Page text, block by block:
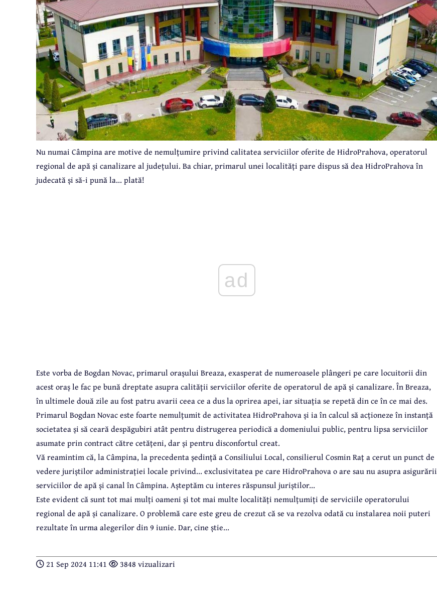
Nu numai Câmpina are motive de nemulțumire privind calitatea serviciilor oferite de HidroPrahova, operatorul
regional de apă și canalizare al județului. Ba chiar, primarul unei localități pare dispus să dea HidroPrahova în
judecată și să-i pună la... plată!
ad
Este vorba de Bogdan Novac, primarul orașului Breaza, exasperat de numeroasele plângeri pe care locuitorii din
acest oraș le fac pe bună dreptate asupra calității serviciilor oferite de operatorul de apă și canalizare. În Breaza,
în ultimele două zile au fost patru avarii ceea ce a dus la oprirea apei, iar situația se repetă din ce în ce mai des.
Primarul Bogdan Novac este foarte nemulțumit de activitatea HidroPrahova și ia în calcul să acționeze în instanță
societatea și să ceară despăgubiri atât pentru distrugerea periodică a domeniului public, pentru lipsa serviciilor
asumate prin contract către cetățeni, dar și pentru disconfortul creat.
Vă reamintim că, la Câmpina, la precedenta ședință a Consiliului Local, consilierul Cosmin Raț a cerut un punct de
vedere juriștilor administrației locale privind... exclusivitatea pe care HidroPrahova o are sau nu asupra asigurării
serviciilor de apă și canal în Câmpina. Așteptăm cu interes răspunsul juriștilor...
Este evident că sunt tot mai mulți oameni și tot mai multe localități nemulțumiți de serviciile operatorului
regional de apă și canalizare. O problemă care este greu de crezut că se va rezolva odată cu instalarea noii puteri
rezultate în urma alegerilor din 9 iunie. Dar, cine știe...
21 Sep 2024 11:41 3848 vizualizari